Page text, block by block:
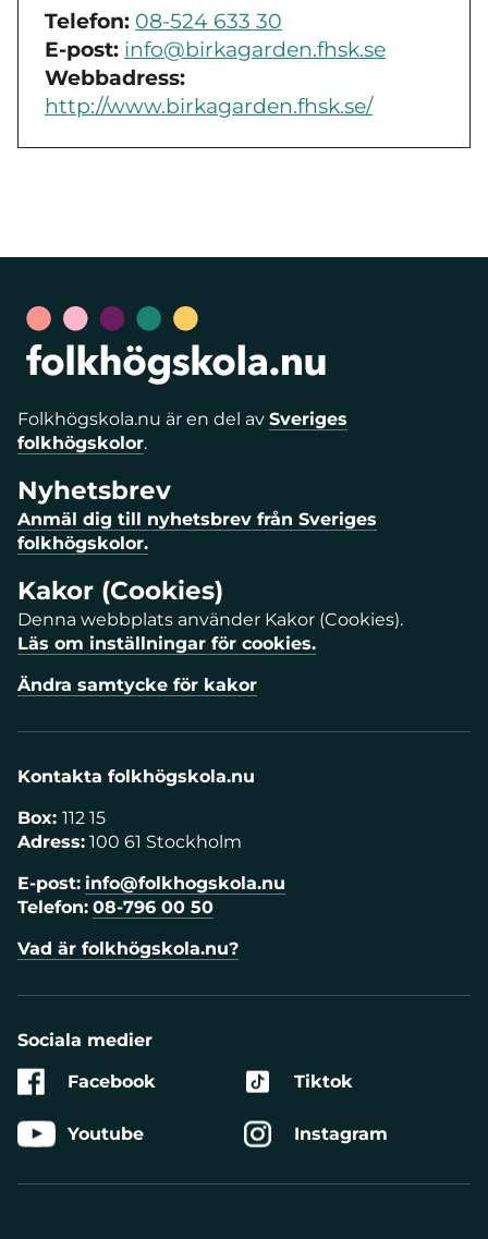
Telefon: 08-524 633 30
E-post: info@birkagarden.fhsk.se
Webbadress:
http://www.birkagarden.fhsk.se/
Folkhögskola.nu är en del av Sveriges
folkhögskolor.
Nyhetsbrev
Anmäl dig till nyhetsbrev från Sveriges
folkhögskolor.
Kakor (Cookies)
Denna webbplats använder Kakor (Cookies).
Läs om inställningar för cookies.
Ändra samtycke för kakor
Kontakta folkhögskola.nu
Box: 112 15
Adress: 100 61 Stockholm
E-post: info@folkhogskola.nu
Telefon: 08-796 00 50
Vad är folkhögskola.nu?
Sociala medier
Facebook
Youtube
Tiktok
Instagram